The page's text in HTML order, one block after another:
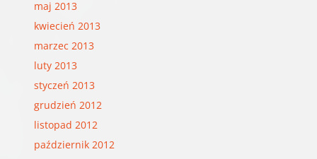
maj 2013
kwiecień 2013
marzec 2013
luty 2013
styczeń 2013
grudzień 2012
listopad 2012
październik 2012